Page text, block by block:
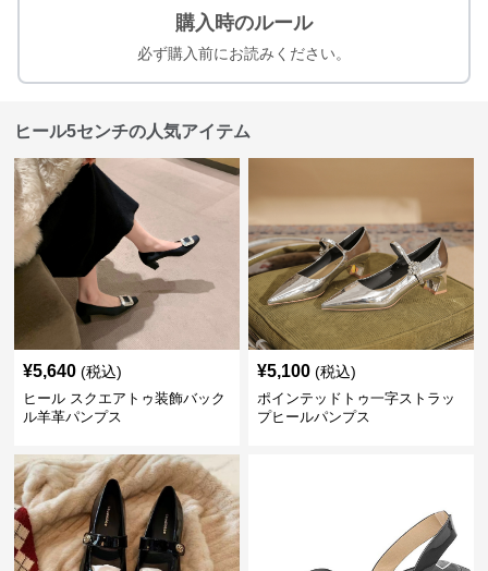
購入時のルール
必ず購入前にお読みください。
ヒール5センチの人気アイテム
¥5,640 (税込)
ヒール スクエアトゥ装飾バック
ル羊革パンプス
¥5,100 (税込)
ポインテッドトゥ一字ストラッ
プヒールパンプス